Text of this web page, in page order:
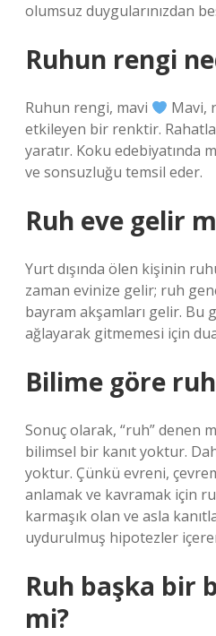
olumsuz duygularınızdan
Ruhun rengi
Ruhun rengi, mavi
Mavi,
etkileyen bir renktir.
yaratır. Koku edebiyatında
ve sonsuzluğu temsil eder.
Ruh eve gelir
Yurt dışında ölen kişinin
zaman evinize gelir; ruh
bayram akşamları gelir. Bu
ağlayarak gitmemesi için
Bilime göre
Sonuç olarak, “ruh” denen
bilimsel bir kanıt yoktur.
yoktur. Çünkü evreni,
anlamak ve kavramak için
karmaşık olan ve asla
uydurulmuş hipotezler
Ruh başka bir
mi?